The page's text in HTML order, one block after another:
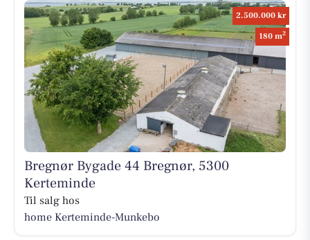
2.500.000 kr
180 m2
Bregnør Bygade 44 Bregnør, 5300
Kerteminde
Til salg hos
home Kerteminde-Munkebo